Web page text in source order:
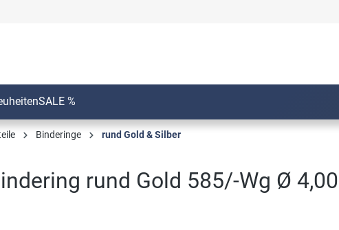
SALE %
Binderinge rund Gold & Silber
rund Gold 585/-Wg Ø